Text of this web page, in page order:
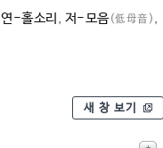
연-홀소리 , 저-모음(低母音) ,
새 창 보기